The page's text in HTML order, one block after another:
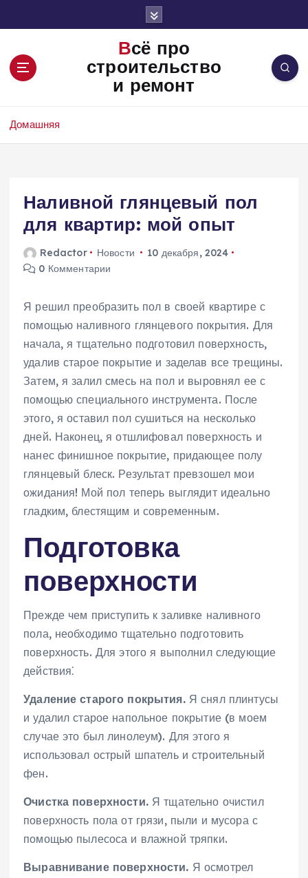
Всё про
строительство
и ремонт
Домашняя
Наливной глянцевый пол
для квартир: мой опыт
Redactor Новости
10 декабря, 2024
0 Комментарии
Я решил преобразить пол в своей квартире с
помощью наливного глянцевого покрытия. Для
начала, я тщательно подготовил поверхность,
удалив старое покрытие и заделав все трещины.
Затем, я залил смесь на пол и выровнял ее с
помощью специального инструмента. После
этого, я оставил пол сушиться на несколько
дней. Наконец, я отшлифовал поверхность и
нанес финишное покрытие, придающее полу
глянцевый блеск. Результат превзошел мои
ожидания! Мой пол теперь выглядит идеально
гладким, блестящим и современным.
Подготовка
поверхности
Прежде чем приступить к заливке наливного
пола, необходимо тщательно подготовить
поверхность. Для этого я выполнил следующие
действия⁚
Удаление старого покрытия.Я снял плинтусы
и удалил старое напольное покрытие (в моем
случае это был линолеум). Для этого я
использовал острый шпатель и строительный
фен.
Очистка поверхности.Я тщательно очистил
поверхность пола от грязи, пыли и мусора с
помощью пылесоса и влажной тряпки.
Выравнивание поверхности. Я осмотрел